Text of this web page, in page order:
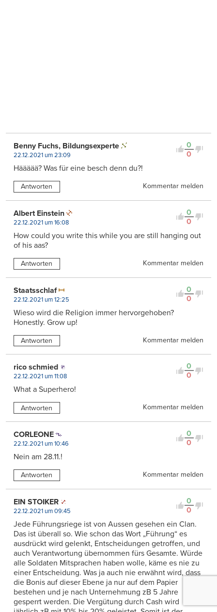
0
0
Benny Fuchs, Bildungsexperte
22.12.2021 um 23:09
Häääää? Was für eine besch denn du?!
Antworten Kommentar melden
0
0
Albert Einstein
22.12.2021 um 16:08
How could you write this while you are still hanging out
of his aas?
Antworten Kommentar melden
0
0
Staatsschlaf
22.12.2021 um 12:25
Wieso wird die Religion immer hervorgehoben?
Honestly. Grow up!
Antworten Kommentar melden
0
0
rico schmied
22.12.2021 um 11:08
What a Superhero!
Antworten Kommentar melden
0
0
CORLEONE
22.12.2021 um 10:46
Nein am 28.11.!
Antworten Kommentar melden
0
0
EIN STOIKER
22.12.2021 um 09:45
Jede Führungsriege ist von Aussen gesehen ein Clan.
Das ist überall so. Wie schon das Wort „Führung“ es
ausdrückt wird gelenkt, Entscheidungen getroffen, und
auch Verantwortung übernommen fürs Gesamte. Würde
alle Soldaten Mitsprachen haben wolle, käme es nie zu
einer Entscheidung. Was ja auch nie erwähnt wird, dass
die Bonis auf dieser Ebene ja nur auf dem Papier
bestehen und je nach Unternehmung zB 5 Jahre
gesperrt werden. Die Vergütung durch Cash wird